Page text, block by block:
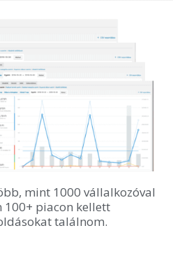
mint 1000 vállalkozóval
100+ piacon kellett
találnom.